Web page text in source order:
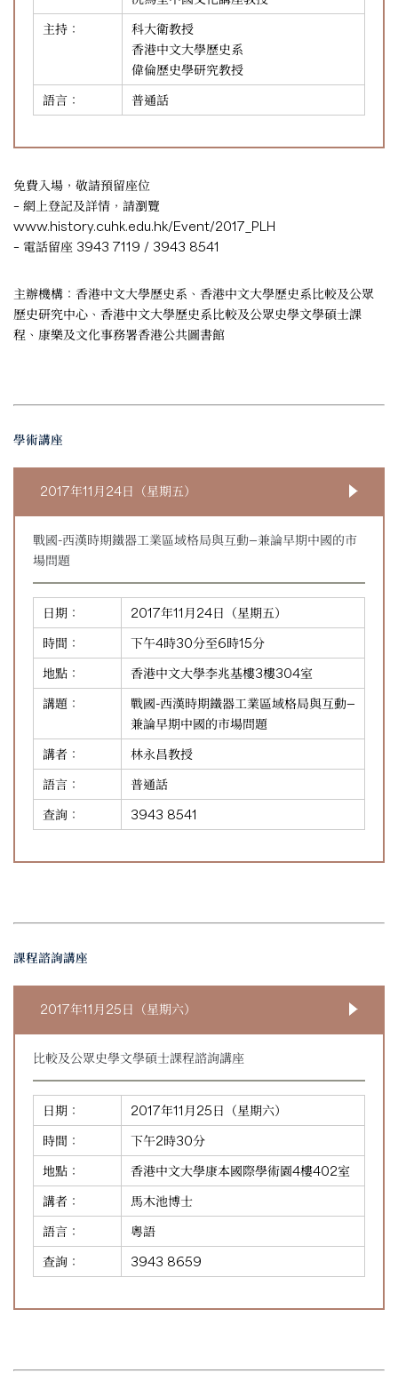
主持：
科大衛教授
香港中文大學歷史系
偉倫歷史學研究教授
語言：
普通話
免費入場，敬請預留座位
– 網上登記及詳情，請瀏覽
www.history.cuhk.edu.hk/Event/2017_PLH
– 電話留座 3943 7119 / 3943 8541
主辦機構：香港中文大學歷史系、香港中文大學歷史系比較及公眾
歷史研究中心、香港中文大學歷史系比較及公眾史學文學碩士課
程、康樂及文化事務署香港公共圖書館
學術講座
2017年11月24日（星期五）
戰國-西漢時期鐵器工業區域格局與互動—兼論早期中國的市
場問題
日期：
2017年11月24日（星期五）
時間：
下午4時30分至6時15分
地點：
香港中文大學李兆基樓3樓304室
講題：
戰國-西漢時期鐵器工業區域格局與互動—
兼論早期中國的市場問題
講者：
林永昌教授
語言：
普通話
查詢：
3943 8541
課程諮詢講座
2017年11月25日（星期六）
比較及公眾史學文學碩士課程諮詢講座
日期：
2017年11月25日（星期六）
時間：
下午2時30分
地點：
香港中文大學康本國際學術園4樓402室
講者：
馬木池博士
語言：
粵語
查詢：
3943 8659